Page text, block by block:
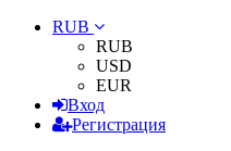
RUB
RUB
USD
EUR
Вход
Регистрация